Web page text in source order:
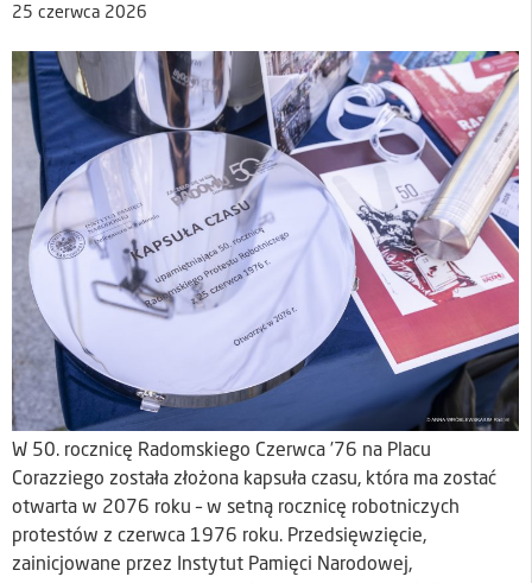
25 czerwca 2026
W 50. rocznicę Radomskiego Czerwca ’76 na Placu
Corazziego została złożona kapsuła czasu, która ma zostać
otwarta w 2076 roku – w setną rocznicę robotniczych
protestów z czerwca 1976 roku. Przedsięwzięcie,
zainicjowane przez Instytut Pamięci Narodowej,